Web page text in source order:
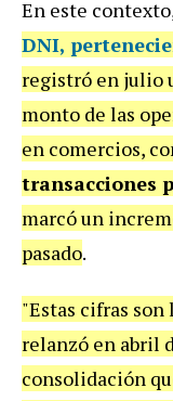
En este
DNI,
registró en julio
monto de las
en comercios,
transacciones
marcó un
pasado.
"Estas cifras son
relanzó en abril
consolidación